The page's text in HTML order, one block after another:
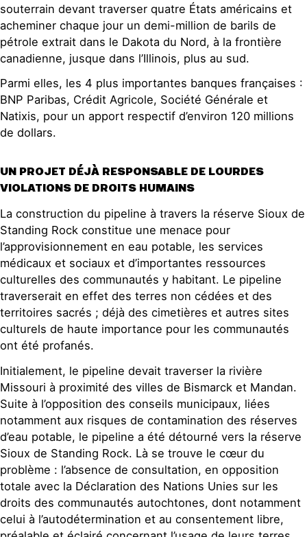
souterrain devant traverser quatre États américains et
acheminer chaque jour un demi-million de barils de
pétrole extrait dans le Dakota du Nord, à la frontière
canadienne, jusque dans l’Illinois, plus au sud.
Parmi elles, les 4 plus importantes banques françaises :
BNP Paribas, Crédit Agricole, Société Générale et
Natixis, pour un apport respectif d’environ 120 millions
de dollars.
UN PROJET DÉJÀ RESPONSABLE DE LOURDES
VIOLATIONS DE DROITS HUMAINS
La construction du pipeline à travers la réserve Sioux de
Standing Rock constitue une menace pour
l’approvisionnement en eau potable, les services
médicaux et sociaux et d’importantes ressources
culturelles des communautés y habitant. Le pipeline
traverserait en effet des terres non cédées et des
territoires sacrés ; déjà des cimetières et autres sites
culturels de haute importance pour les communautés
ont été profanés.
Initialement, le pipeline devait traverser la rivière
Missouri à proximité des villes de Bismarck et Mandan.
Suite à l’opposition des conseils municipaux, liées
notamment aux risques de contamination des réserves
d’eau potable, le pipeline a été détourné vers la réserve
Sioux de Standing Rock. Là se trouve le cœur du
problème : l’absence de consultation, en opposition
totale avec la Déclaration des Nations Unies sur les
droits des communautés autochtones, dont notamment
celui à l’autodétermination et au consentement libre,